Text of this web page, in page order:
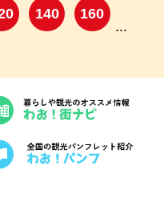
140
160
...